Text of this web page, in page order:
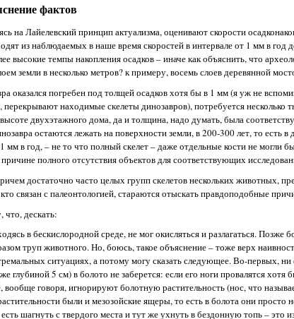
фактов
на Лайелевский принцип актуализма, оценивают скорости
из наблюдаемых в наше время скоростей в интервале от 1 мм в год
высокие темпы накопления осадков – иначе как объяснить, что
земли в несколько метров? к примеру, восемь слоев деревянной
оказался погребен под толщей осадков хотя бы в 1 мм (я уж не
перекрывают находимые скелеты динозавров), потребуется несколько
высоте двухэтажного дома, да и толщина, надо думать, была
остаются лежать на поверхности земли, в 200-300 лет, то есть
в год, – не то что полный скелет – даже отдельные кости не могли
полного отсутствия объектов для соответствующих
достаточно часто целых групп скелетов нескольких животных,
связан с палеонтологией, стараются отыскать правдоподобные
что, дескать:
в бескислородной среде, не мог окисляться и разлагаться.
труп животного. Но, боюсь, такое объяснение – тоже верх
ситуациях, а потому могу сказать следующее. Во-первых,
глубиной 5 см) в болото не заберется: если его ноги провалятся
говоря, игнорируют болотную растительность (нос, что
были и мезозойские ящеры, то есть в болота они просто
шагнуть с твердого места и тут же ухнуть в бездонную топь – это